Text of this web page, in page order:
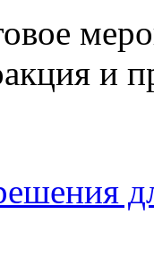
и